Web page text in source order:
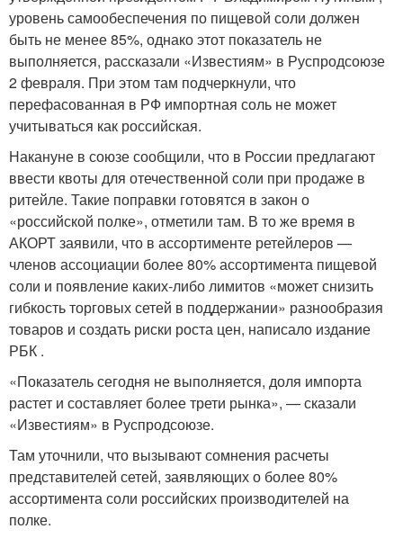
уровень самообеспечения по пищевой соли должен
быть не менее 85%, однако этот показатель не
выполняется, рассказали «Известиям» в Руспродсоюзе
2 февраля. При этом там подчеркнули, что
перефасованная в РФ импортная соль не может
учитываться как российская.
Накануне в союзе сообщили, что в России предлагают
ввести квоты для отечественной соли при продаже в
ритейле. Такие поправки готовятся в закон о
«российской полке», отметили там. В то же время в
АКОРТ заявили, что в ассортименте ретейлеров —
членов ассоциации более 80% ассортимента пищевой
соли и появление каких-либо лимитов «может снизить
гибкость торговых сетей в поддержании» разнообразия
товаров и создать риски роста цен, написало издание
РБК .
«Показатель сегодня не выполняется, доля импорта
растет и составляет более трети рынка», — сказали
«Известиям» в Руспродсоюзе.
Там уточнили, что вызывают сомнения расчеты
представителей сетей, заявляющих о более 80%
ассортимента соли российских производителей на
полке.